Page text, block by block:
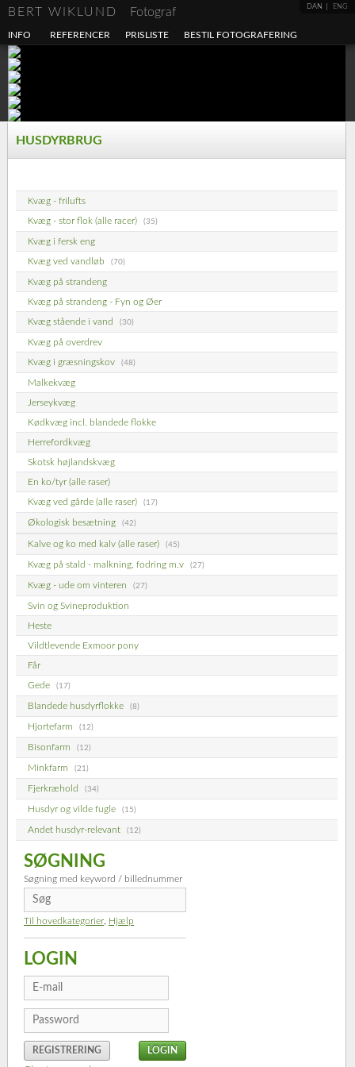
DAN ENG
BERT WIKLUND Fotograf
INFO REFERENCER PRISLISTE BESTIL FOTOGRAFERING
HUSDYRBRUG
Kvæg - frilufts
Kvæg - stor flok (alle racer) (35)
Kvæg i fersk eng
Kvæg ved vandløb (70)
Kvæg på strandeng
Kvæg på strandeng - Fyn og Øer
Kvæg stående i vand (30)
Kvæg på overdrev
Kvæg i græsningskov (48)
Malkekvæg
Jerseykvæg
Kødkvæg incl. blandede flokke
Herrefordkvæg
Skotsk højlandskvæg
En ko/tyr (alle raser)
Kvæg ved gårde (alle raser) (17)
Økologisk besætning (42)
Kalve og ko med kalv (alle raser) (45)
Kvæg på stald - malkning, fodring m.v (27)
Kvæg - ude om vinteren (27)
Svin og Svineproduktion
Heste
Vildtlevende Exmoor pony
Får
Gede (17)
Blandede husdyrflokke (8)
Hjortefarm (12)
Bisonfarm (12)
Minkfarm (21)
Fjerkræhold (34)
Husdyr og vilde fugle (15)
Andet husdyr-relevant (12)
SØGNING
Søgning med keyword / billednummer
Til hovedkategorier Hjælp
LOGIN
REGISTRERING